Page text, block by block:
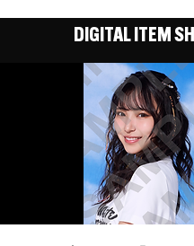
DIGITAL ITEM